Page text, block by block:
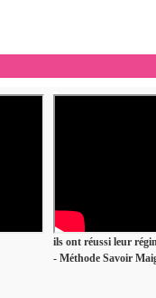
ils ont réussi leur
- Méthode Savoir